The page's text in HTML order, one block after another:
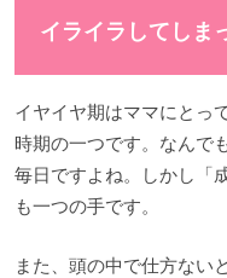
イライラしてしま
イヤイヤ期はママにとっ
時期の一つです。なんで
毎日ですよね。しかし「
も一つの手です。
また、頭の中で仕方ない